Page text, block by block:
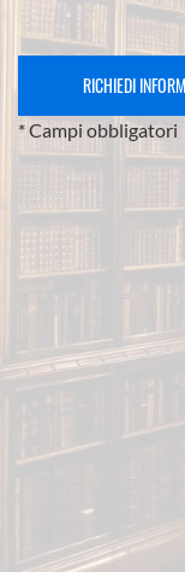
* Campi obbligatori